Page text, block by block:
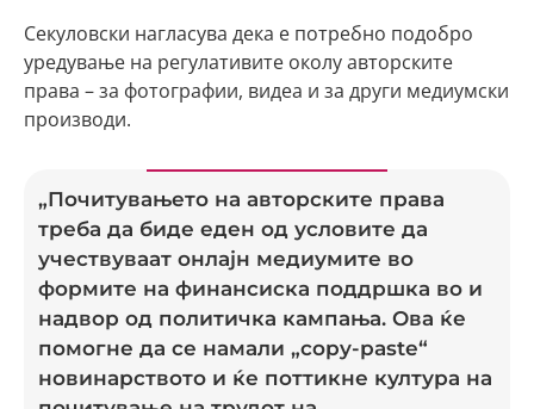
Секуловски нагласува дека е потребно подобро
уредување на регулативите околу авторските
права – за фотографии, видеа и за други медиумски
производи.
„Почитувањето на авторските права
треба да биде еден од условите да
учествуваат онлајн медиумите во
формите на финансиска поддршка во и
надвор од политичка кампања. Ова ќе
помогне да се намали „copy-paste“
новинарството и ќе поттикне култура на